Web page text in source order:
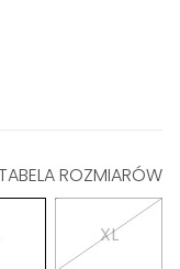
ROZMIARÓW
XL